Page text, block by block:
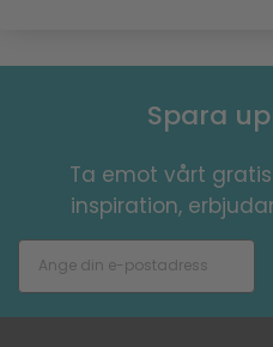
Spara
Ta emot vårt
inspiration,